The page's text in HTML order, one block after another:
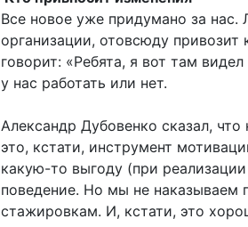
Все новое уже придумано за нас.
организации, отовсюду привозит
говорит: «Ребята, я вот там
у нас работать или нет.
Александр Дубовенко сказал,
это, кстати, инструмент
какую-то выгоду (при
поведение. Но мы не наказываем
стажировкам. И, кстати, это